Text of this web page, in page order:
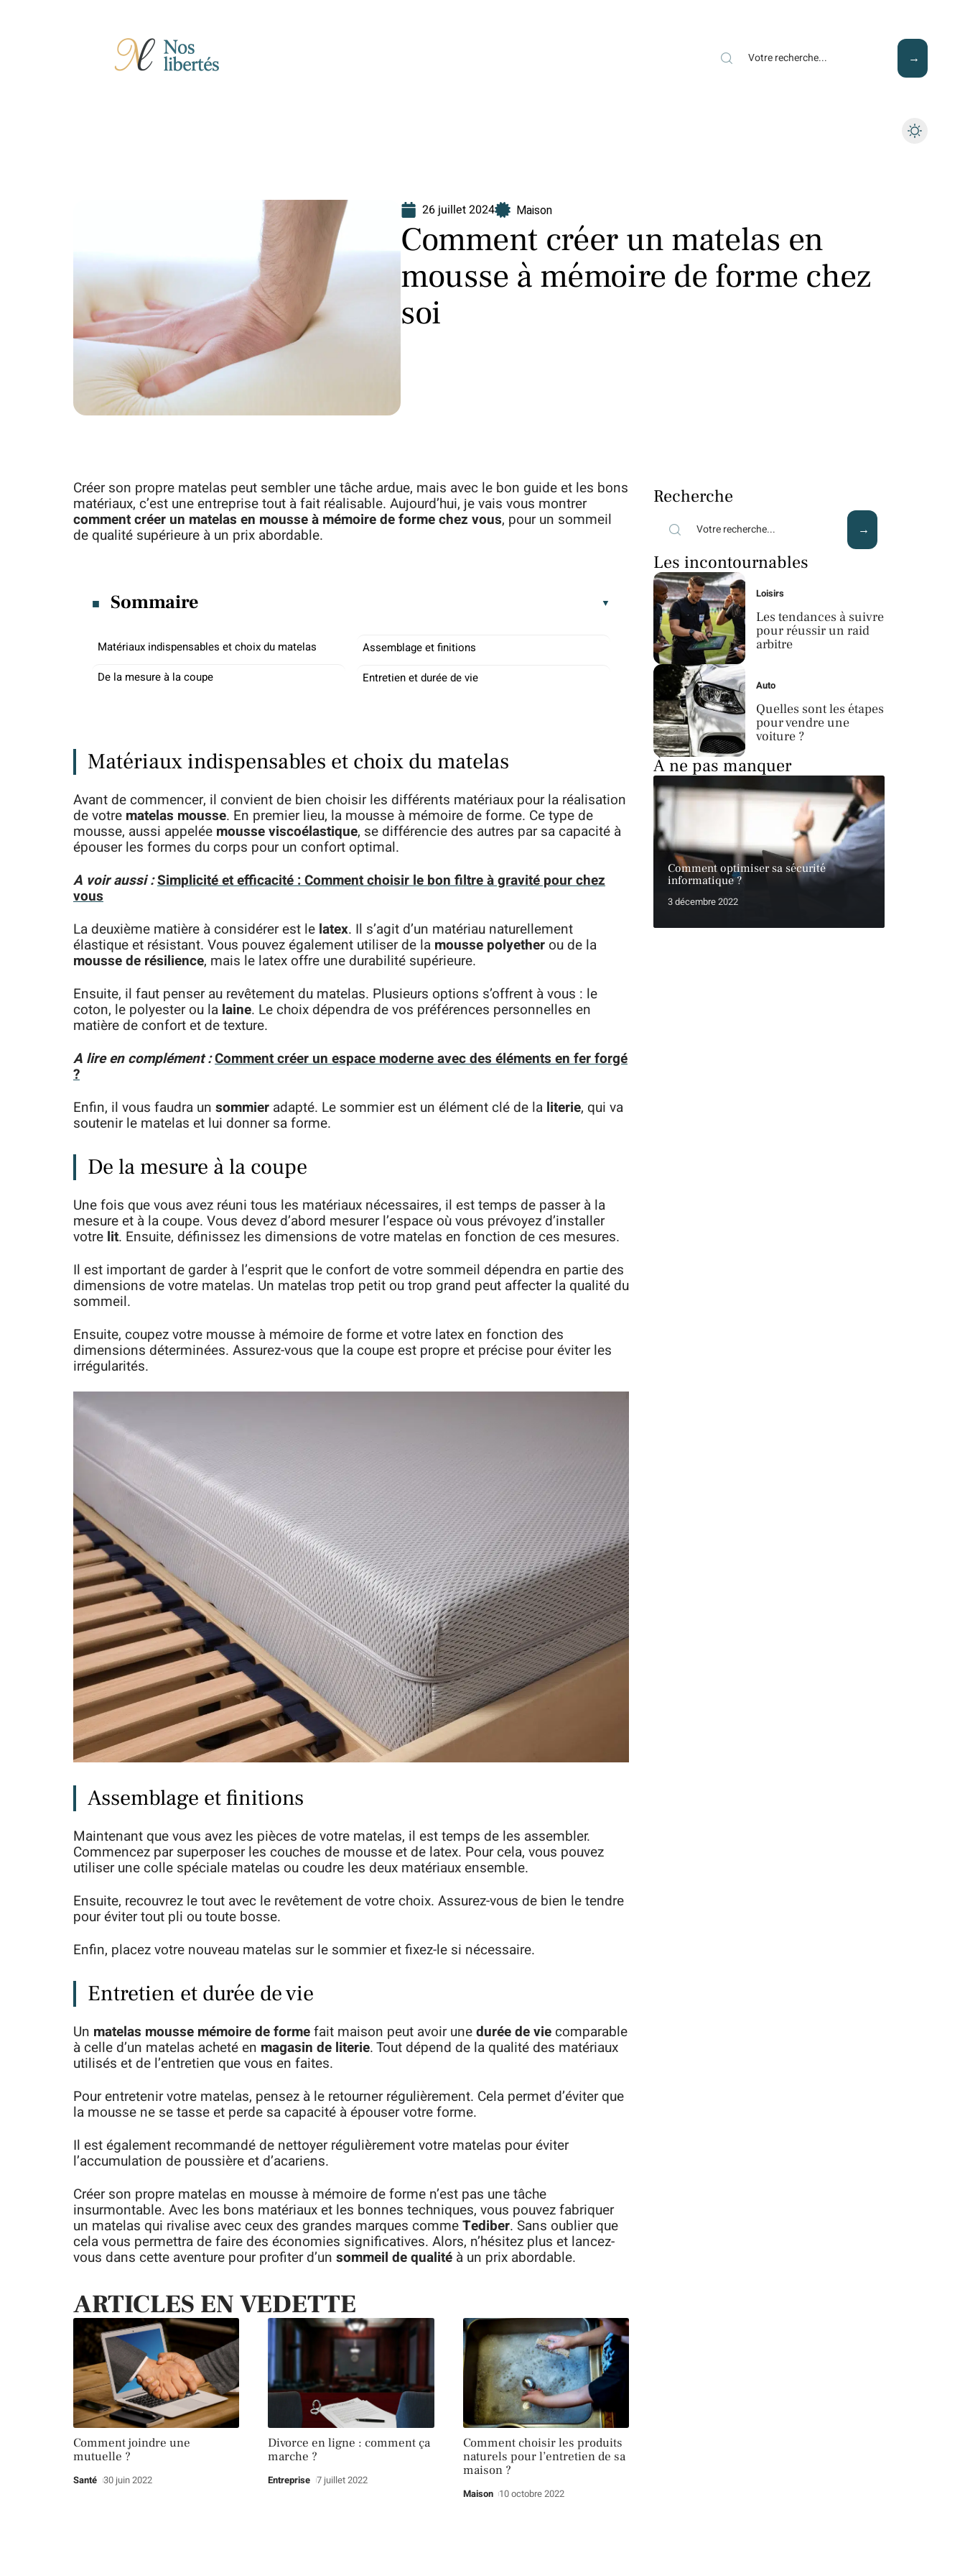
26 juillet 2024 Maison
Comment créer un matelas en
mousse à mémoire de forme chez
soi
Créer son propre matelas peut sembler une tâche ardue, mais avec le bon guide et les bons
matériaux, c’est une entreprise tout à fait réalisable. Aujourd’hui, je vais vous montrer
comment créer un matelas en mousse à mémoire de forme chez vous, pour un sommeil
de qualité supérieure à un prix abordable.
Sommaire
Matériaux indispensables et choix du matelas
De la mesure à la coupe
Assemblage et finitions
Entretien et durée de vie
Matériaux indispensables et choix du matelas
Avant de commencer, il convient de bien choisir les différents matériaux pour la réalisation
de votre matelas mousse. En premier lieu, la mousse à mémoire de forme. Ce type de
mousse, aussi appelée mousse viscoélastique, se différencie des autres par sa capacité à
épouser les formes du corps pour un confort optimal.
A voir aussi :Simplicité et efficacité : Comment choisir le bon filtre à gravité pour chez
vous
La deuxième matière à considérer est le latex. Il s’agit d’un matériau naturellement
élastique et résistant. Vous pouvez également utiliser de la mousse polyether ou de la
mousse de résilience, mais le latex offre une durabilité supérieure.
Ensuite, il faut penser au revêtement du matelas. Plusieurs options s’offrent à vous : le
coton, le polyester ou la laine. Le choix dépendra de vos préférences personnelles en
matière de confort et de texture.
A lire en complément :Comment créer un espace moderne avec des éléments en fer forgé
?
Enfin, il vous faudra un sommier adapté. Le sommier est un élément clé de la literie, qui va
soutenir le matelas et lui donner sa forme.
De la mesure à la coupe
Une fois que vous avez réuni tous les matériaux nécessaires, il est temps de passer à la
mesure et à la coupe. Vous devez d’abord mesurer l’espace où vous prévoyez d’installer
votre lit. Ensuite, définissez les dimensions de votre matelas en fonction de ces mesures.
Il est important de garder à l’esprit que le confort de votre sommeil dépendra en partie des
dimensions de votre matelas. Un matelas trop petit ou trop grand peut affecter la qualité du
sommeil.
Ensuite, coupez votre mousse à mémoire de forme et votre latex en fonction des
dimensions déterminées. Assurez-vous que la coupe est propre et précise pour éviter les
irrégularités.
Assemblage et finitions
Maintenant que vous avez les pièces de votre matelas, il est temps de les assembler.
Commencez par superposer les couches de mousse et de latex. Pour cela, vous pouvez
utiliser une colle spéciale matelas ou coudre les deux matériaux ensemble.
Ensuite, recouvrez le tout avec le revêtement de votre choix. Assurez-vous de bien le tendre
pour éviter tout pli ou toute bosse.
Enfin, placez votre nouveau matelas sur le sommier et fixez-le si nécessaire.
Entretien et durée de vie
Un matelas mousse mémoire de formefait maison peut avoir unedurée de viecomparable
à celle d’un matelas acheté en magasin de literie. Tout dépend de la qualité des matériaux
utilisés et de l’entretien que vous en faites.
Pour entretenir votre matelas, pensez à le retourner régulièrement. Cela permet d’éviter que
la mousse ne se tasse et perde sa capacité à épouser votre forme.
Il est également recommandé de nettoyer régulièrement votre matelas pour éviter
l’accumulation de poussière et d’acariens.
Créer son propre matelas en mousse à mémoire de forme n’est pas une tâche
insurmontable. Avec les bons matériaux et les bonnes techniques, vous pouvez fabriquer
un matelas qui rivalise avec ceux des grandes marques commeTediber. Sans oublier que
cela vous permettra de faire des économies significatives. Alors, n’hésitez plus et lancez-
vous dans cette aventure pour profiter d’un sommeil de qualité à un prix abordable.
ARTICLES EN VEDETTE
Comment joindre une
mutuelle ?
Santé 30 juin 2022
Divorce en ligne : comment ça
marche ?
Entreprise 7 juillet 2022
Comment choisir les produits
naturels pour l’entretien de sa
maison ?
Maison 10 octobre 2022
Recherche
Les incontournables
Loisirs
Les tendances à suivre
pour réussir un raid
arbitre
Auto
Quelles sont les étapes
pour vendre une
voiture ?
À ne pas manquer
Comment optimiser sa sécurité
informatique ?
3 décembre 2022